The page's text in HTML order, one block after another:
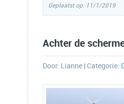
Geplaatst op: 11/1/2019
Achter de
Door: Lianne | Categorie: